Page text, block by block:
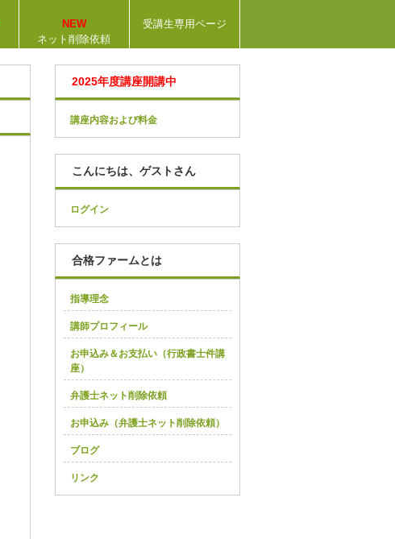
NEW
ネット削除依頼
受講生専用ページ
2025年度講座開講中
講座内容および料金
こんにちは、ゲストさん
ログイン
合格ファームとは
指導理念
講師プロフィール
お申込み＆お支払い（行政書士件講
座）
弁護士ネット削除依頼
お申込み（弁護士ネット削除依頼）
ブログ
リンク